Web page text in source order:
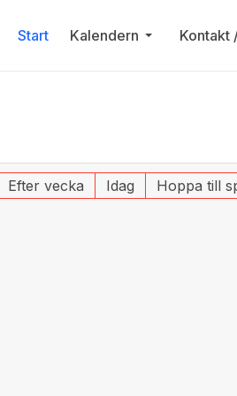
Start Kalendern Kontakt
Efter vecka Idag Hoppa till